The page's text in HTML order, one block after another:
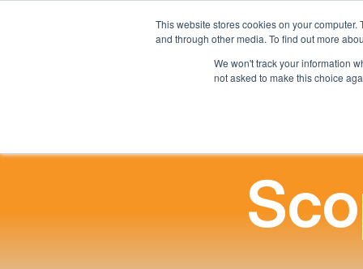
This website stores cookies on your
and through other media. To find out more
We won't track your information
not asked to make this choice